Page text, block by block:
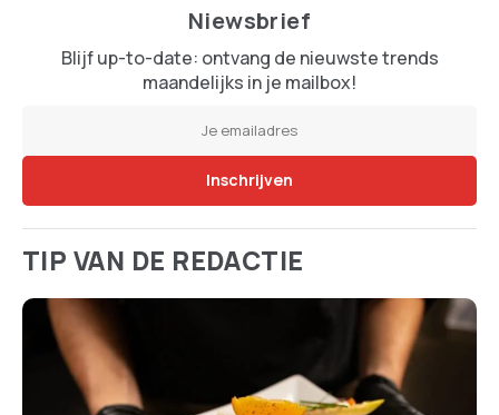
Niewsbrief
Blijf up-to-date: ontvang de nieuwste trends
maandelijks in je mailbox!
TIP VAN DE REDACTIE